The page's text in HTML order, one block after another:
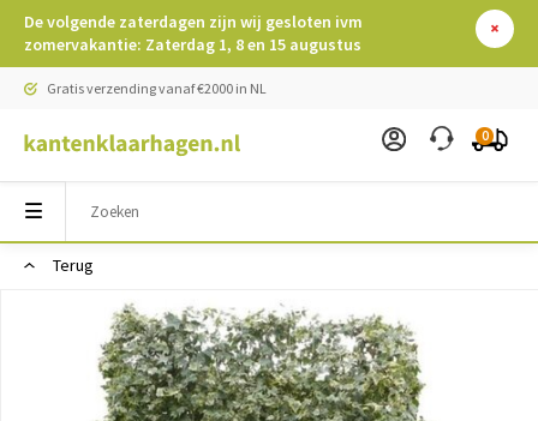
De volgende zaterdagen zijn wij gesloten ivm
zomervakantie: Zaterdag 1, 8 en 15 augustus
Gratis verzending vanaf €2000 in NL
0
Terug